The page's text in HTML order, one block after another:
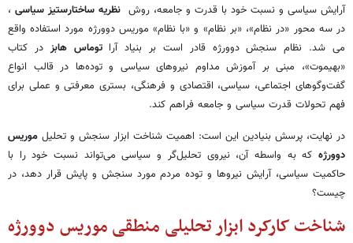
آرایش سیاسی و نسبت خود با قدرت و جامعه، روش نظریه ساختارستیز سیاسی ،
در سه محور «در نظام»، «بر نظام» و «با نظام» موریس دوورژه مورد استفاده واقع
می شد. نظام سنجش دوورژه قادر است بر بنیاد آراتوماس هابزدر کتاب
«بهیموت»، مبنی بر آموزش مداوم نیروهای سیاسی و توده‌ها در قالب انواع
گفت‌وگوهای اجتماعی، سیاسی، اقتصادی و فرهنگی، بستری معرفتی و عملی برای
فهم تحولات قدرت سیاسی و جامعه فراهم کند.
در نهایت، پرسش بنیادین این است: اهمیت شناخت ابزار سنجش و تحلیل موریس
دوورژه که به واسطه آن، نیروی تحلیل‌گر و سیاسی می‌تواند نسبت خود را با
حاکمیت سیاسی، آرایش نیروها و توده مردم مورد سنجش و پایش قرار دهد، در
چیست؟
شناخت کارکرد ابزار تحلیلی منطقی موریس دوورژه